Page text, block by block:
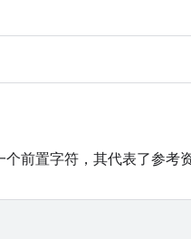
前置字符，其代表了参考